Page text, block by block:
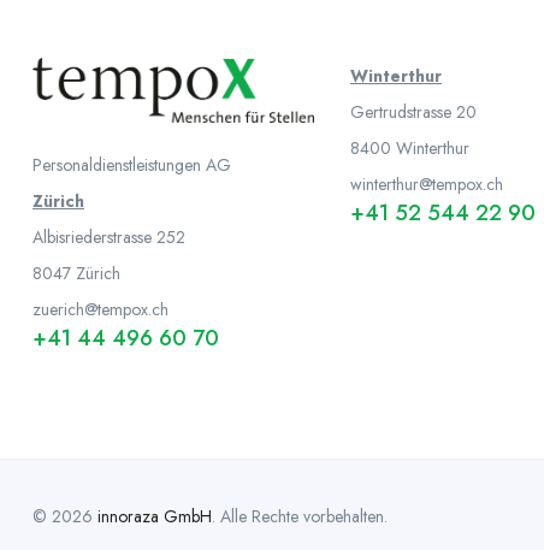
Personaldienstleistungen AG
Zürich
Albisriederstrasse 252
8047 Zürich
zuerich@tempox.ch
+41 44 496 60 70
Winterthur
Gertrudstrasse 20
8400 Winterthur
winterthur@tempox.ch
+41 52 544 22 90
© 2026 innoraza GmbH. Alle Rechte vorbehalten.